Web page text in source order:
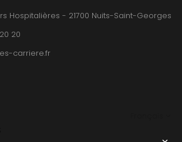
Hospitalières - 21700 Nuits-Saint-Georges
20
carriere.fr